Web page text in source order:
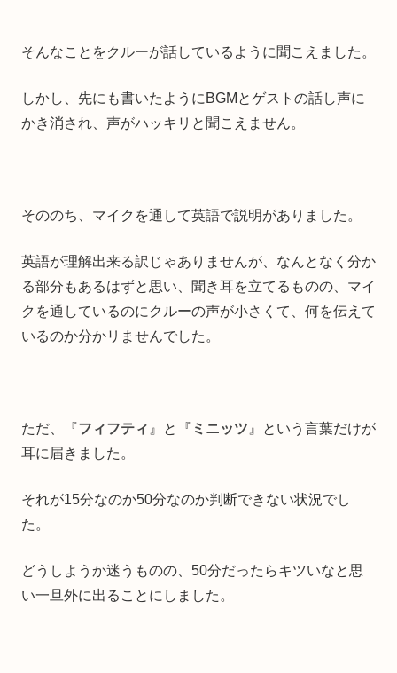
そんなことをクルーが話しているように聞こえました。
しかし、先にも書いたようにBGMとゲストの話し声に
かき消され、声がハッキリと聞こえません。
そののち、マイクを通して英語で説明がありました。
英語が理解出来る訳じゃありませんが、なんとなく分か
る部分もあるはずと思い、聞き耳を立てるものの、マイ
クを通しているのにクルーの声が小さくて、何を伝えて
いるのか分かリませんでした。
ただ、『フィフティ 』と『 ミニッツ 』という言葉だけが
耳に届きました。
それが15分なのか50分なのか判断できない状況でし
た。
どうしようか迷うものの、50分だったらキツいなと思
い一旦外に出ることにしました。